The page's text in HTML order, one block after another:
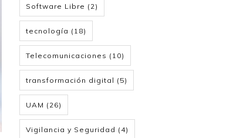
Software Libre (2)
tecnología (18)
Telecomunicaciones (10)
transformación digital (5)
UAM (26)
Vigilancia y Seguridad (4)